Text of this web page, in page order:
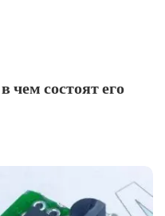
чем состоят его